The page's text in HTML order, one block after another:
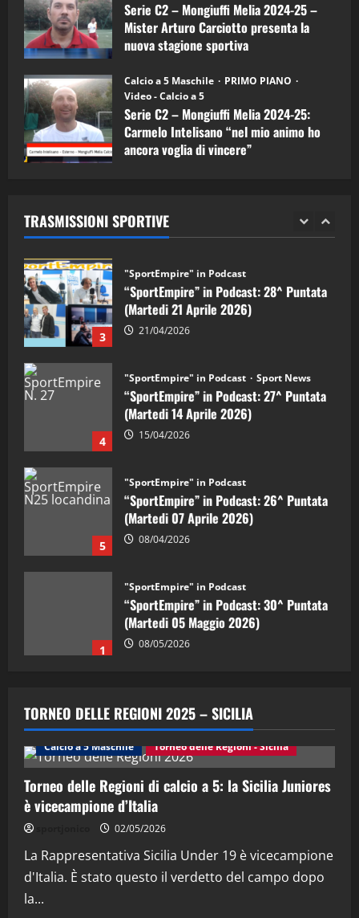
Serie C2 – Mongiuffi Melia 2024-25 –
Mister Arturo Carciotto presenta la
nuova stagione sportiva
Calcio a 5 Maschile
PRIMO PIANO
Video - Calcio a 5
Serie C2 – Mongiuffi Melia 2024-25:
Carmelo Intelisano “nel mio animo ho
ancora voglia di vincere”
TRASMISSIONI SPORTIVE
5 08/04/2026
1
“SportEmpire” in Podcast: 30^ Puntata
(Martedi 05 Maggio 2026)
08/05/2026
2 28/04/2026
3
"SportEmpire" in Podcast
“SportEmpire” in Podcast: 28^ Puntata
(Martedi 21 Aprile 2026)
21/04/2026
4
"SportEmpire" in Podcast Sport News
“SportEmpire” in Podcast: 27^ Puntata
(Martedi 14 Aprile 2026)
15/04/2026
5
"SportEmpire" in Podcast
“SportEmpire” in Podcast: 26^ Puntata
(Martedi 07 Aprile 2026)
08/04/2026
1
"SportEmpire" in Podcast
“SportEmpire” in Podcast: 30^ Puntata
(Martedi 05 Maggio 2026)
08/05/2026
2
“SportEmpire” in Podcast: 29^ Puntata
(Martedi 28 Aprile 2026)
28/04/2026
3
"SportEmpire" in Podcast
“SportEmpire” in Podcast: 28^ Puntata
(Martedi 21 Aprile 2026)
21/04/2026
TORNEO DELLE REGIONI 2025 – SICILIA
Calcio a 5 Maschile Torneo delle Regioni - Sicilia
Torneo delle Regioni di calcio a 5: la Sicilia Juniores
è vicecampione d’Italia
02/05/2026
La Rappresentativa Sicilia Under 19 è vicecampione
d'Italia. È stato questo il verdetto del campo dopo
la...